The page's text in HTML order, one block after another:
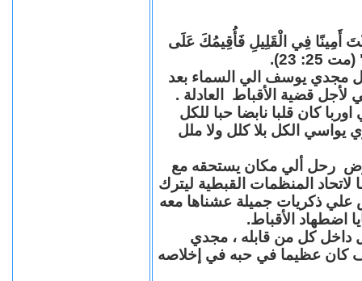
أَمِينًا فِي الْقَلِيلِ فَأُقِيمُكَ عَلَى
23).
مجدي يوسف الي السماء بعد
قضية الأقباط العادلة .
كان قلبا نابضا حبا للكل
يواسي الكل بلا كلل ولا ملل
رحل ألي مكان يستحقه مع
المنظمات القبطية ليترك
علي ذكريات جميلة عشناها معه
اضطهاد الأقباط.
داخل كل من قابله ، مجدي
عظيما في حبه في إخلاصه